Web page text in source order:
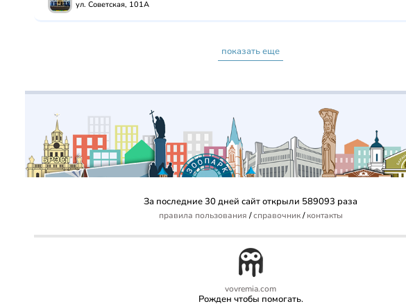
ул. Советская, 101А
показать еще
За последние 30 дней сайт открыли 589093 раза
правила пользования /справочник/контакты
vovremia.com
Рожден чтобы помогать.